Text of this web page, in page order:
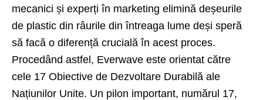
mecanici și experți în marketing elimină deșeurile
de plastic din râurile din întreaga lume deși speră
să facă o diferență crucială în acest proces.
Procedând astfel, Everwave este orientat către
cele 17 Obiective de Dezvoltare Durabilă ale
Națiunilor Unite. Un pilon important, numărul 17,